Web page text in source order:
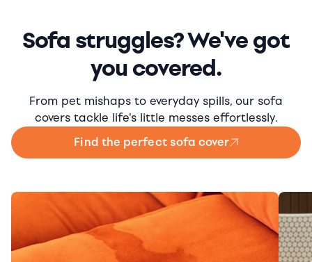
Sofa struggles? We've got
you covered.
From pet mishaps to everyday spills, our sofa
covers tackle life's little messes effortlessly.
Find the perfect sofa cover